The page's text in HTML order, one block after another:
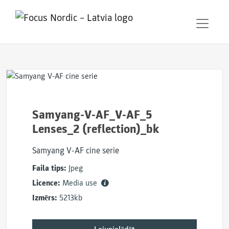
Samyang-V-AF_V-AF_5
Lenses_2 (reflection)_bk
Samyang V-AF cine serie
Faila tips: Jpeg
Licence: Media use
Izmērs: 5213kb